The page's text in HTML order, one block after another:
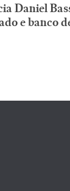
Daniel
e banco